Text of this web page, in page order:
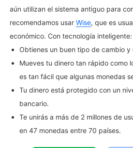
aún utilizan el sistema antiguo para
recomendamos usar Wise, que es
económico. Con tecnología inteligente:
Obtienes un buen tipo de cambio y
Mueves tu dinero tan rápido como
es tan fácil que algunas monedas
Tu dinero está protegido con un
bancario.
Te unirás a más de 2 millones de
en 47 monedas entre 70 países.